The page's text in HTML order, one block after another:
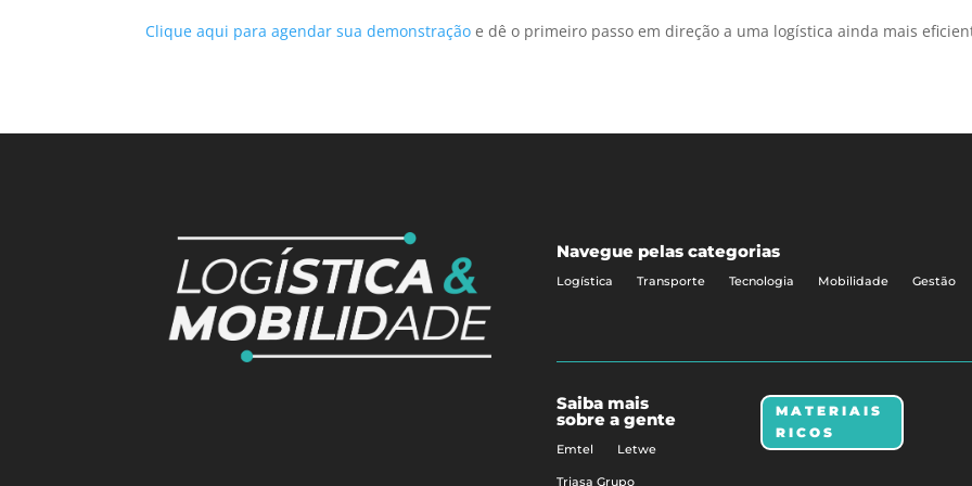
Clique aqui para agendar sua demonstração e dê o primeiro passo em direção a uma logística ainda mais
Navegue pelas categorias
Logística Transporte Tecnologia Mobilidade Gestão
Saiba mais
sobre a gente
Emtel Letwe
Triasa Grupo
MATERIAIS
RICOS